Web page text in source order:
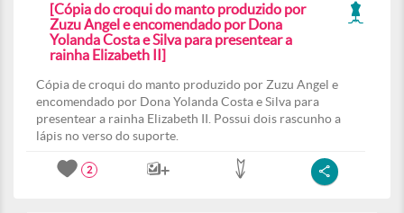
[Cópia do croqui do manto produzido por
Zuzu Angel e encomendado por Dona
Yolanda Costa e Silva para presentear a
rainha Elizabeth II]
Cópia de croqui do manto produzido por Zuzu Angel e
encomendado por Dona Yolanda Costa e Silva para
presentear a rainha Elizabeth II. Possui dois rascunho a
lápis no verso do suporte.
2